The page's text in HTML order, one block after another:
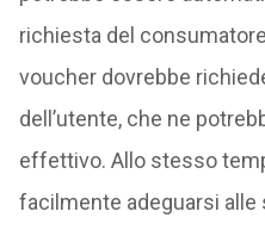
richiesta del
voucher dovrebbe
dell’utente, che ne
effettivo. Allo stesso
facilmente adeguarsi